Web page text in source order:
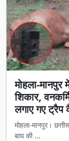
मोहला-
शिकार,
लगाए गए ट्रैप
मोहला-मानपुर।
बाघ की ...